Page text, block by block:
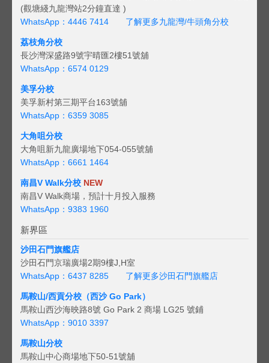
(觀塘綫九龍灣站2分鐘直達 )
WhatsApp：4446 7414
了解更多九龍灣/牛頭角分校
荔枝角分校
長沙灣深盛路9號宇晴匯2樓51號舖
WhatsApp：6574 0129
美孚分校
美孚新村第三期平台163號舖
WhatsApp：6359 3085
大角咀分校
大角咀新九龍廣場地下054-055號舖
WhatsApp：6661 1464
南昌V Walk分校 NEW
南昌V Walk商場，預計十月投入服務
WhatsApp：9383 1960
新界區
沙田石門旗艦店
沙田石門京瑞廣場2期9樓J,H室
WhatsApp：6437 8285
了解更多沙田石門旗艦店
馬鞍山/西貢分校（西沙 Go Park）
馬鞍山西沙海映路8號 Go Park 2 商場 LG25 號鋪
WhatsApp：9010 3397
馬鞍山分校
馬鞍山中心商場地下50-51號舖